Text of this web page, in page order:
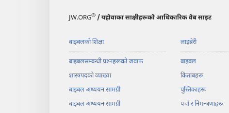
JW.ORG® / यहोवाका साक्षीहरूको आधिकारिक वेब साइट
बाइबलको शिक्षा
बाइबलसम्बन्धी प्रश्‍नहरूको जवाफ
शास्त्रपदको व्याख्या
बाइबल अध्ययन सामग्री
बाइबल अध्ययन सामग्री
लाइब्रेरी
बाइबल
किताबहरू
पुस्तिकाहरू
पर्चा र निमन्त्रणाहरू